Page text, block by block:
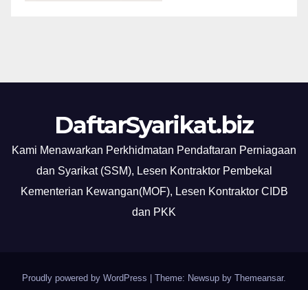
DaftarSyarikat.biz
Kami Menawarkan Perkhidmatan Pendaftaran Perniagaan
dan Syarikat (SSM), Lesen Kontraktor Pembekal
Kementerian Kewangan(MOF), Lesen Kontraktor CIDB
dan PKK
Proudly powered by WordPress Theme: Newsup by Themeansar.